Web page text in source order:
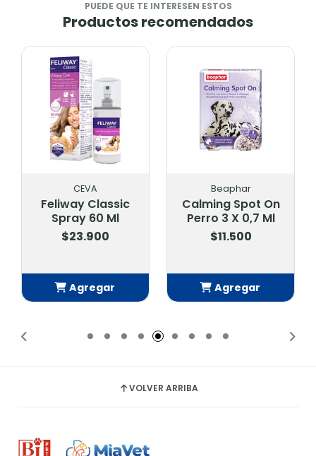
PUEDE QUE TE INTERESEN ESTOS
Productos recomendados
CEVA
Feliway Classic
Spray 60 Ml
$23.900
Agregar
Beaphar
Calming Spot On
Perro 3 X 0,7 Ml
$11.500
Agregar
VOLVER ARRIBA